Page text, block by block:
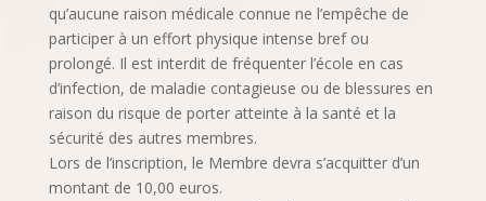
qu’aucune raison médicale connue ne l’empêche de
participer à un effort physique intense bref ou
prolongé. Il est interdit de fréquenter l’école en cas
d’infection, de maladie contagieuse ou de blessures en
raison du risque de porter atteinte à la santé et la
sécurité des autres membres.
Lors de l’inscription, le Membre devra s’acquitter d’un
montant de 10,00 euros.